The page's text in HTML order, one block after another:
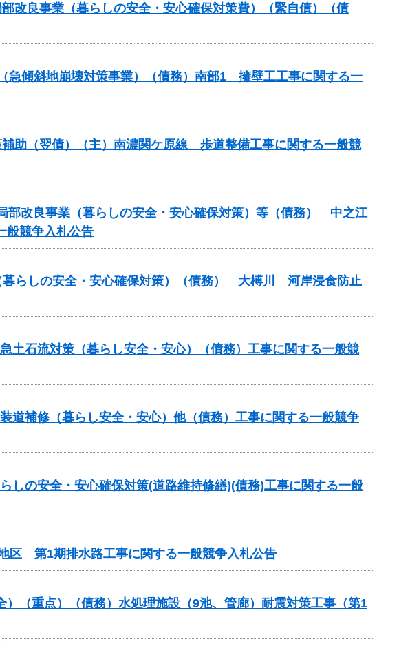
改良事業（暮らしの安全・安心確保対策費）（緊自債）（債
急傾斜地崩壊対策事業）（債務）南部1 擁壁工工事に関する一
助（翌債）（主）南濃関ケ原線 歩道整備工事に関する一般競
部改良事業（暮らしの安全・安心確保対策）等（債務） 中之江
般競争入札公告
暮らしの安全・安心確保対策）（債務） 大榑川 河岸浸食防止
土石流対策（暮らし安全・安心）（債務）工事に関する一般競
道補修（暮らし安全・安心）他（債務）工事に関する一般競争
しの安全・安心確保対策(道路維持修繕)(債務)工事に関する一般
区 第1期排水路工事に関する一般競争入札公告
（重点）（債務）水処理施設（9池、管廊）耐震対策工事（第1